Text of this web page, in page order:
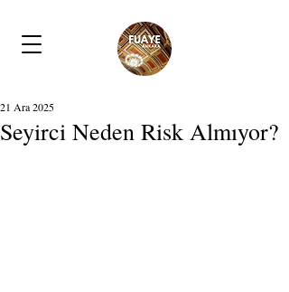
Seyirci Neden Risk Almıyor?
21 Ara 2025